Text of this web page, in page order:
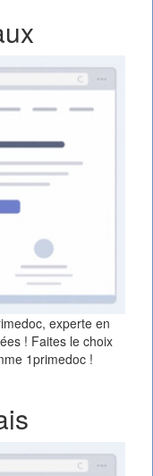
experte en
! Faites le choix
1primedoc !